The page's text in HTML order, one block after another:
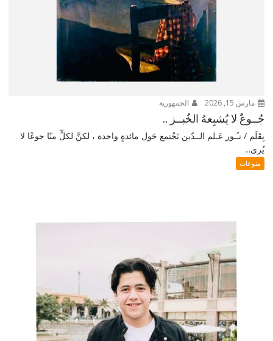
مارس 15, 2026 الجمهورية
جُــوعٌ لا يُشبِعهُ الخُبــز ..
بِقَلَم / نـُـور عَـلم الــدّين نَجْتمع حَول مائدةٍ واحدة ، لكنَّ لكلٍّ منّا جوعًا لا
يُرى...
منوعات